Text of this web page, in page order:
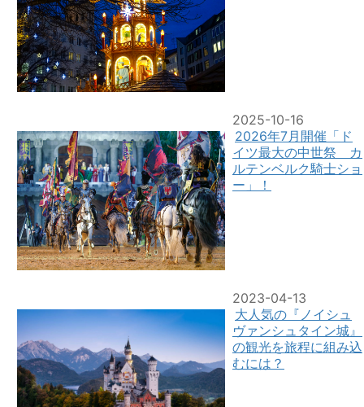
2025-10-16
2026年7月開催「ド
イツ最大の中世祭 カ
ルテンベルク騎士ショ
ー」！
2023-04-13
大人気の『ノイシュ
ヴァンシュタイン城』
の観光を旅程に組み込
むには？